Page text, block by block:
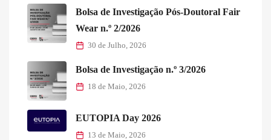
Bolsa de Investigação Pós-Doutoral Fair
Wear n.º 2/2026
30 de Julho, 2026
Bolsa de Investigação n.º 3/2026
18 de Maio, 2026
EUTOPIA Day 2026
13 de Maio, 2026